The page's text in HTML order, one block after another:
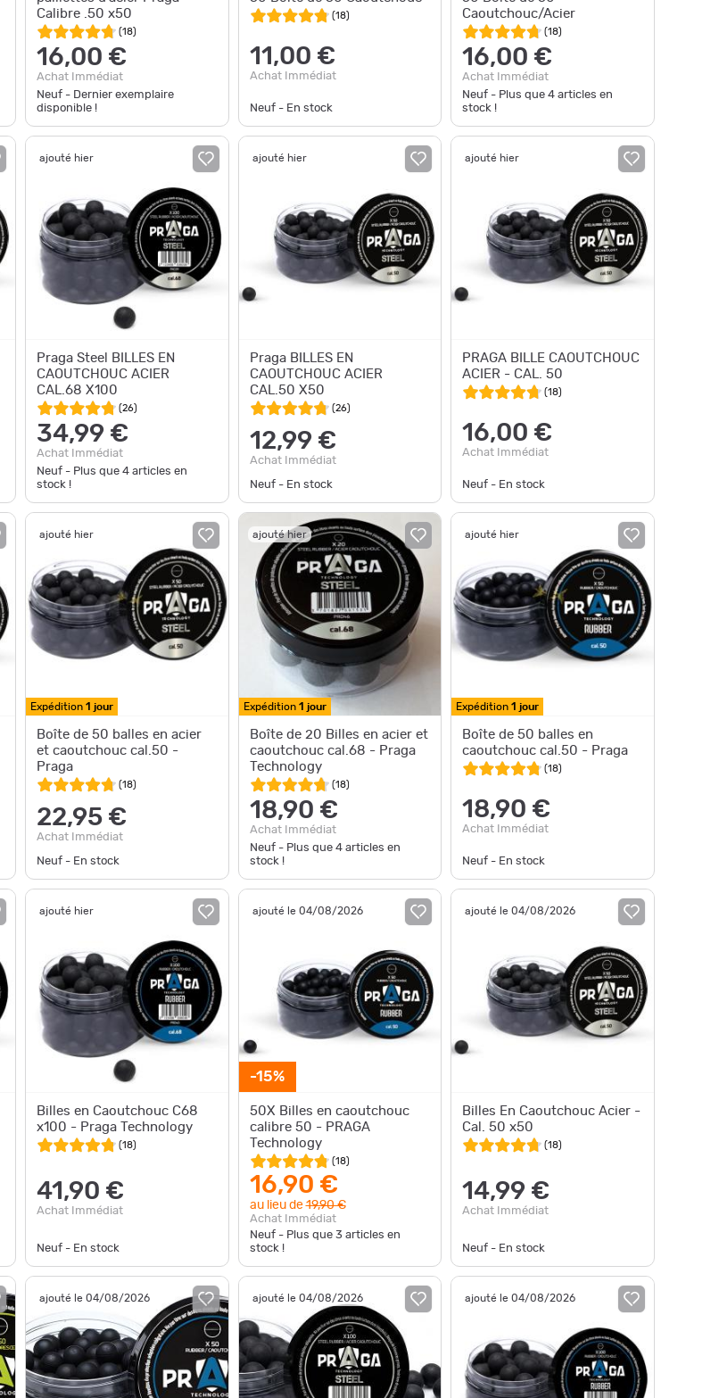
Calibre .50 x50
(18)
16,00 €
Achat Immédiat
Neuf - Dernier exemplaire
disponible !
(18)
11,00 €
Achat Immédiat
Neuf - En stock
Caoutchouc/Acier
(18)
16,00 €
Achat Immédiat
Neuf - Plus que4 articles en
stock !
ajouté hier
Praga Steel BILLES EN
CAOUTCHOUC ACIER
CAL.68 X100
(26)
34,99 €
Achat Immédiat
Neuf - Plus que 4articles en
stock !
ajouté hier
Praga BILLES EN
CAOUTCHOUC ACIER
CAL.50 X50
(26)
12,99 €
Achat Immédiat
Neuf - En stock
ajouté hier
PRAGA BILLE CAOUTCHOUC
ACIER - CAL. 50
(18)
16,00 €
Achat Immédiat
Neuf - En stock
ajouté hier
Expédition 1 jour
Boîte de 50 balles en acier
et caoutchouc cal.50 -
Praga
(18)
22,95 €
Achat Immédiat
Neuf - En stock
ajouté hier
Expédition 1 jour
Boîte de 20 Billes en acier et
caoutchouc cal.68 - Praga
Technology
(18)
18,90 €
Achat Immédiat
Neuf - Plus que 4articles en
stock !
ajouté hier
Expédition1 jour
Boîte de 50 balles en
caoutchouc cal.50 - Praga
(18)
18,90 €
Achat Immédiat
Neuf - En stock
ajouté hier
Billes en Caoutchouc C68
x100 - Praga Technology
(18)
41,90 €
Achat Immédiat
Neuf - En stock
ajouté le 04/08/2026
-15%
50X Billes en caoutchouc
calibre 50 - PRAGA
Technology
(18)
16,90 €
au lieu de19,90 €
Achat Immédiat
Neuf - Plus que 3articles en
stock !
ajouté le 04/08/2026
Billes En Caoutchouc Acier -
Cal. 50 x50
(18)
14,99 €
Achat Immédiat
Neuf - En stock
ajouté le 04/08/2026 ajouté le 04/08/2026 ajouté le 04/08/2026